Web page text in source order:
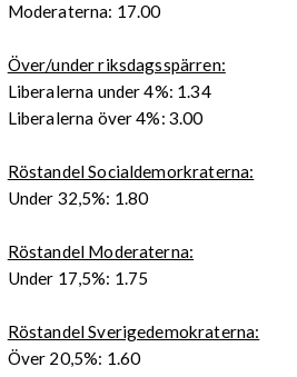
Moderaterna: 17.00
Över/under riksdagsspärren:
Liberalerna under 4%: 1.34
Liberalerna över 4%: 3.00
Röstandel Socialdemorkraterna:
Under 32,5%: 1.80
Röstandel Moderaterna:
Under 17,5%: 1.75
Röstandel Sverigedemokraterna:
Över 20,5%: 1.60